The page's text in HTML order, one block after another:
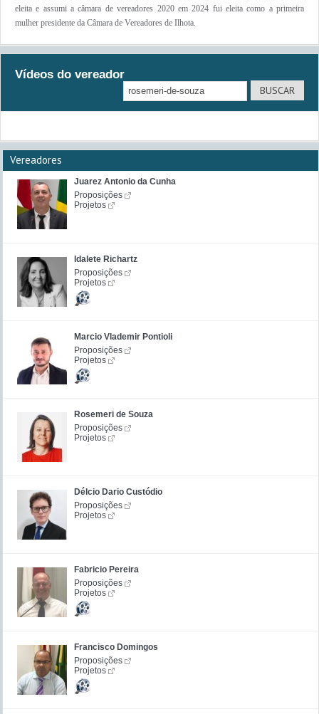
eleita e assumi a câmara de vereadores 2020 em 2024 fui eleita como a primeira
mulher presidente da Câmara de Vereadores de Ilhota.
Vídeos do vereador
Vereadores
Juarez Antonio da Cunha
Proposições
Projetos
Idalete Richartz
Proposições
Projetos
Marcio Vlademir Pontioli
Proposições
Projetos
Rosemeri de Souza
Proposições
Projetos
Délcio Dario Custódio
Proposições
Projetos
Fabricio Pereira
Proposições
Projetos
Francisco Domingos
Proposições
Projetos